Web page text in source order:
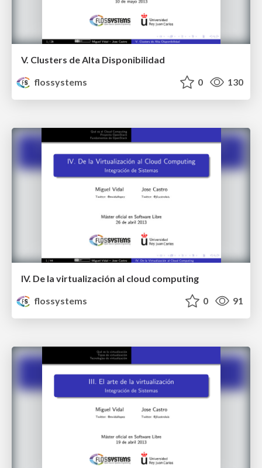
V. Clusters de Alta Disponibilidad
flossystems
0 130
IV. De la virtualización al cloud computing
flossystems
0 91